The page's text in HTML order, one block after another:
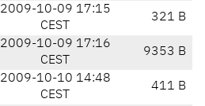
2009-10-09 17:15
CEST
321 B
2009-10-09 17:16
CEST
9353 B
2009-10-10 14:48
CEST
411 B